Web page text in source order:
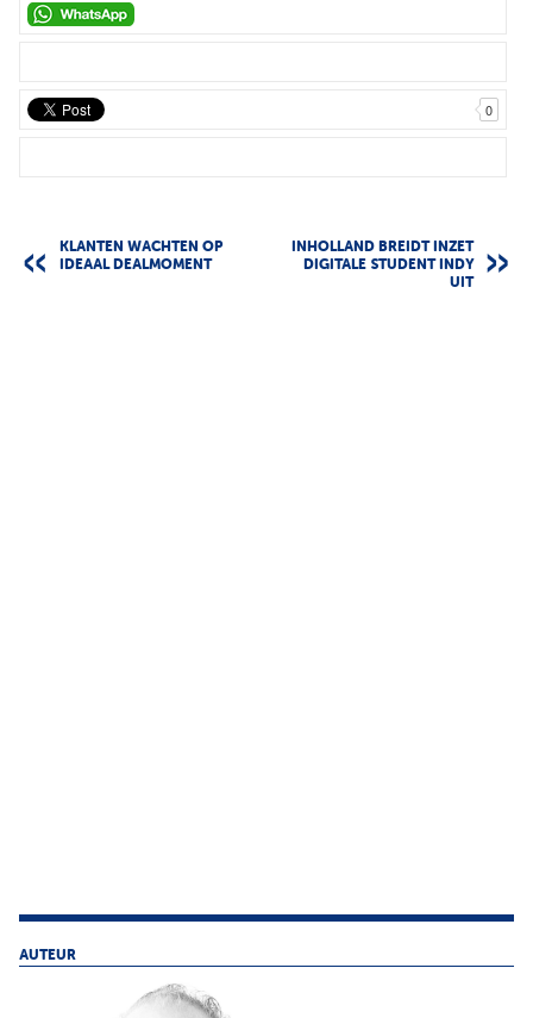
0
KLANTEN WACHTEN OP
IDEAAL DEALMOMENT
INHOLLAND BREIDT INZET
DIGITALE STUDENT INDY
UIT
AUTEUR